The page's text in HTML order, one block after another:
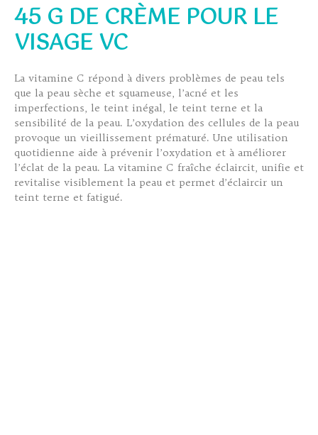
45 G DE CRÈME POUR LE
VISAGE VC
La vitamine C répond à divers problèmes de peau tels
que la peau sèche et squameuse, l’acné et les
imperfections, le teint inégal, le teint terne et la
sensibilité de la peau. L’oxydation des cellules de la peau
provoque un vieillissement prématuré. Une utilisation
quotidienne aide à prévenir l’oxydation et à améliorer
l’éclat de la peau. La vitamine C fraîche éclaircit, unifie et
revitalise visiblement la peau et permet d’éclaircir un
teint terne et fatigué.